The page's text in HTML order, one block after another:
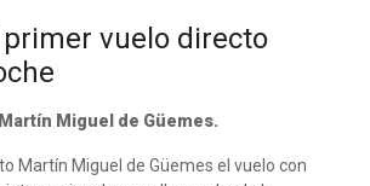
vuelo directo
Miguel de Güemes.
Martín Miguel de Güemes el vuelo con